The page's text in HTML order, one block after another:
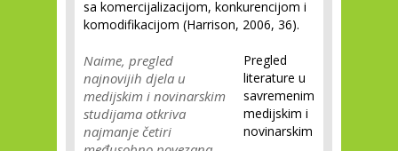
sa komercijalizacijom, konkurencijom i
komodifikacijom (Harrison, 2006, 36).
Naime, pregled
najnovijih djela u
medijskim i novinarskim
studijama otkriva
najmanje četiri
Pregled
literature u
savremenim
medijskim i
novinarskim